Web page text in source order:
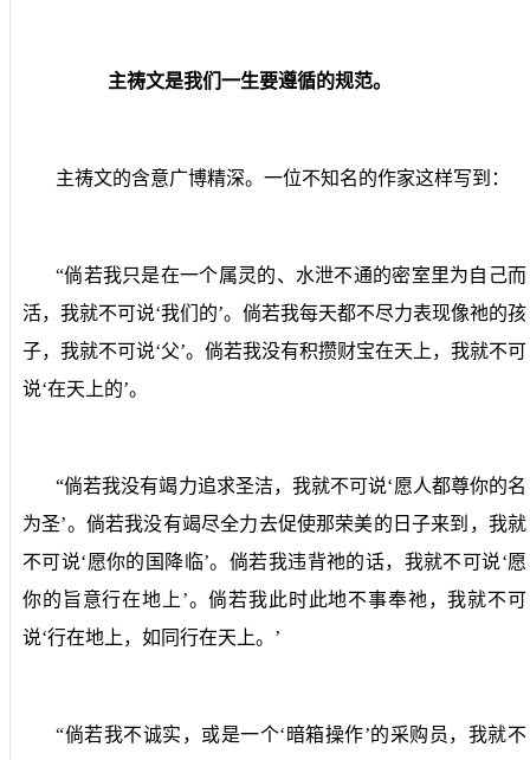
主祷文是我们一生要遵循的规范。
主祷文的含意广博精深。一位不知名的作家这样写到：
“倘若我只是在一个属灵的、水泄不通的密室里为自己而
活，我就不可说‘我们的’。倘若我每天都不尽力表现像祂的孩
子，我就不可说‘父’。倘若我没有积攒财宝在天上，我就不可
说‘在天上的’。
“倘若我没有竭力追求圣洁，我就不可说‘愿人都尊你的名
为圣’。倘若我没有竭尽全力去促使那荣美的日子来到，我就
不可说‘愿你的国降临’。倘若我违背祂的话，我就不可说‘愿
你的旨意行在地上’。倘若我此时此地不事奉祂，我就不可
说‘行在地上，如同行在天上。’
“倘若我不诚实，或是一个‘暗箱操作’的采购员，我就不